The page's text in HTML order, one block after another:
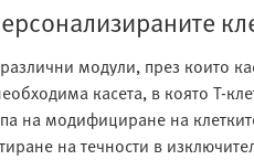
модули, през които
касета, в която Т-
на модифициране на
на течности в